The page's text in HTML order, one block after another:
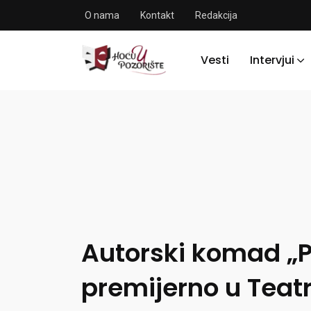
O nama Kontakt Redakcija
Vesti Intervjui
Autorski komad
premijerno u